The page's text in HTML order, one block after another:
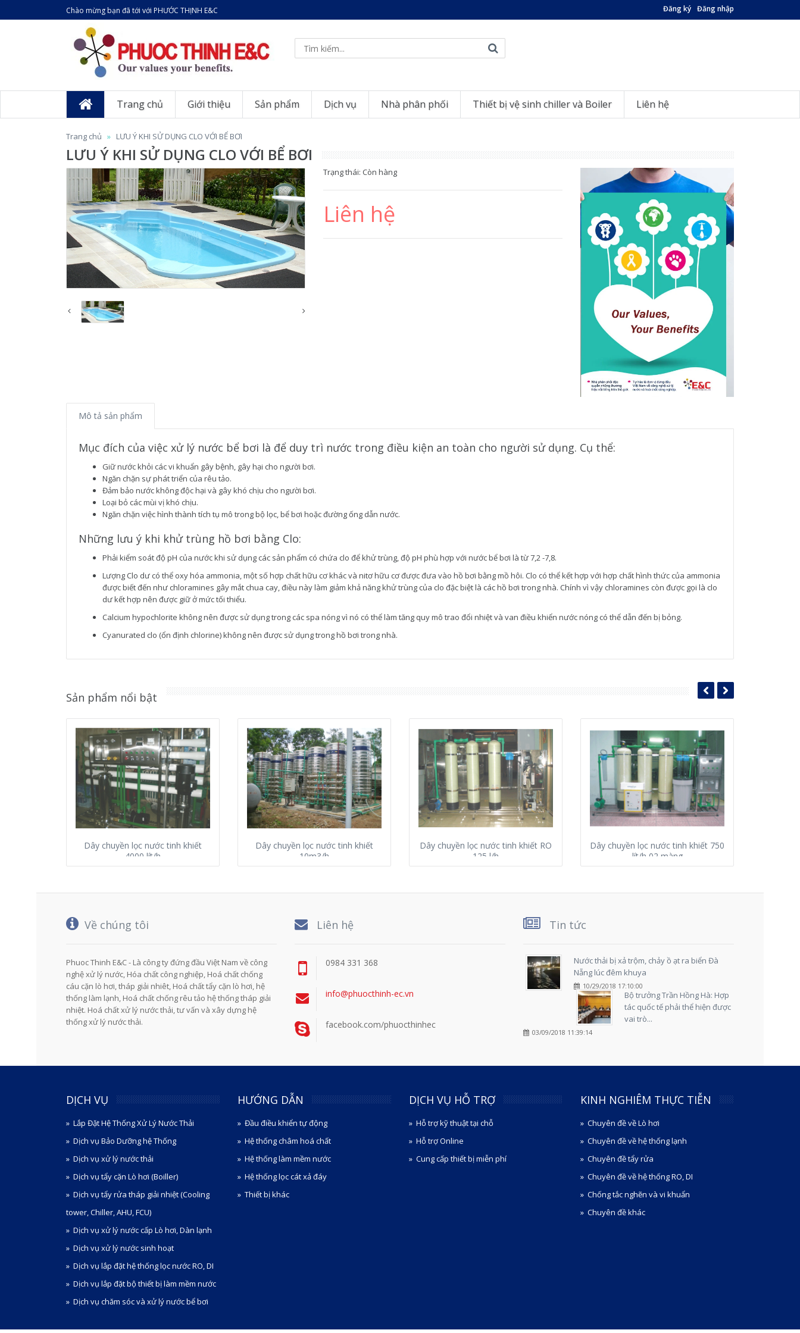
Chào mừng bạn đã tới với PHƯỚC THỊNH E&C Đăng ký Đăng nhập
Trang chủ Giới thiệu Sản phẩm Dịch vụ Nhà phân phối Thiết bị vệ sinh chiller và Boiler Liên hệ
Trang chủ LƯU Ý KHI SỬ DỤNG CLO VỚI BỂ BƠI
LƯU Ý KHI SỬ DỤNG CLO VỚI BỂ BƠI
Trạng thái: Còn hàng
Liên hệ
Mô tả sản phẩm
Mục đích của việc xử lý nước bể bơi là để duy trì nước trong điều kiện an toàn cho người sử dụng. Cụ thể:
Giữ nước khỏi các vi khuẩn gây bệnh, gây hại cho người bơi.
Ngăn chặn sự phát triển của rêu tảo.
Đảm bảo nước không độc hại và gây khó chịu cho người bơi.
Loại bỏ các mùi vị khó chịu.
Ngăn chặn việc hình thành tích tụ mô trong bộ lọc, bể bơi hoặc đường ống dẫn nước.
Những lưu ý khi khử trùng hồ bơi bằng Clo:
Phải kiểm soát độ pH của nước khi sử dụng các sản phẩm có chứa clo để khử trùng, độ pH phù hợp với nước bể bơi là từ 7,2 -7,8.
Lượng Clo dư có thể oxy hóa ammonia, một số hợp chất hữu cơ khác và nitơ hữu cơ được đưa vào hồ bơi bằng mồ hôi. Clo có thể kết hợp với hợp chất hình thức của ammonia
được biết đến như chloramines gây mắt chua cay, điều này làm giảm khả năng khử trùng của clo đặc biệt là các hồ bơi trong nhà. Chính vì vậy chloramines còn được gọi là clo
dư kết hợp nên được giữ ở mức tối thiểu.
Calcium hypochlorite không nên được sử dụng trong các spa nóng vì nó có thể làm tăng quy mô trao đổi nhiệt và van điều khiển nước nóng có thể dẫn đến bị bỏng.
Cyanurated clo (ổn định chlorine) không nên được sử dụng trong hồ bơi trong nhà.
Sản phẩm nổi bật
Dây chuyền lọc nước tinh khiết
4000 lít/h
Dây chuyền lọc nước tinh khiết
10m3/h
Dây chuyền lọc nước tinh khiết RO
125 l/h
Dây chuyền lọc nước tinh khiết 750
lít/h 02 màng
Về chúng tôi
Phuoc Thinh E&C - Là công ty đứng đầu Việt Nam về công
nghệ xử lý nước, Hóa chất công nghiệp, Hoá chất chống
cáu cặn lò hơi, tháp giải nhiêt, Hoá chất tẩy cặn lò hơi, hệ
thống làm lạnh, Hoá chất chống rêu tảo hệ thống tháp giải
nhiệt. Hoá chất xử lý nước thải, tư vấn và xây dựng hệ
thống xử lý nước thải.
Liên hệ
0984 331 368
info@phuocthinh-ec.vn
facebook.com/phuocthinhec
Tin tức
Nước thải bị xả trộm, chảy ồ ạt ra biển Đà
Nẵng lúc đêm khuya
10/29/2018 17:10:00
Bộ trưởng Trần Hồng Hà: Hợp
tác quốc tế phải thể hiện được
vai trò...
03/09/2018 11:39:14
DỊCH VỤ
Lắp Đặt Hệ Thống Xử Lý Nước Thải
Dịch vụ Bảo Dưỡng hệ Thống
Dịch vụ xử lý nước thải
Dịch vụ tẩy cặn Lò hơi (Boiller)
Dịch vụ tẩy rửa tháp giải nhiệt (Cooling
tower, Chiller, AHU, FCU)
Dịch vụ xử lý nước cấp Lò hơi, Dàn lạnh
Dịch vụ xử lý nước sinh hoạt
Dịch vụ lắp đặt hệ thống lọc nước RO, DI
Dịch vụ lắp đặt bộ thiết bị làm mềm nước
Dịch vụ chăm sóc và xử lý nước bể bơi
HƯỚNG DẪN
Đầu điều khiển tự động
Hệ thống châm hoá chất
Hệ thống làm mềm nước
Hệ thống lọc cát xả đáy
Thiết bị khác
DỊCH VỤ HỖ TRỢ
Hỗ trợ kỹ thuật tại chỗ
Hỗ trợ Online
Cung cấp thiết bị miễn phí
KINH NGHIÊM THỰC TIỄN
Chuyên đề về Lò hơi
Chuyên đề về hệ thống lạnh
Chuyên đề tẩy rửa
Chuyên đề về hệ thống RO, DI
Chống tắc nghẽn và vi khuẩn
Chuyên đề khác